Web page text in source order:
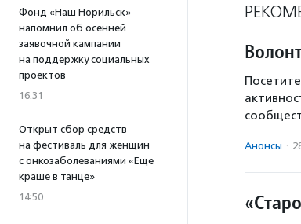
Фонд «Наш Норильск»
напомнил об осенней
заявочной кампании
на поддержку социальных
проектов
16:31
Открыт сбор средств
на фестиваль для женщин
с онкозаболеваниями «Еще
краше в танце»
14:50
Анонсы ·